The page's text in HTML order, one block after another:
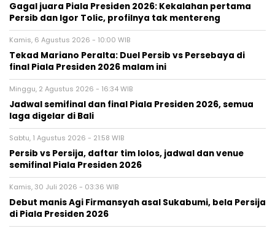
Gagal juara Piala Presiden 2026: Kekalahan pertama
Persib dan Igor Tolic, profilnya tak mentereng
Kamis, 6 Agustus 2026 - 10:00 WIB
Tekad Mariano Peralta: Duel Persib vs Persebaya di
final Piala Presiden 2026 malam ini
Minggu, 2 Agustus 2026 - 16:34 WIB
Jadwal semifinal dan final Piala Presiden 2026, semua
laga digelar di Bali
Sabtu, 1 Agustus 2026 - 21:58 WIB
Persib vs Persija, daftar tim lolos, jadwal dan venue
semifinal Piala Presiden 2026
Kamis, 30 Juli 2026 - 03:36 WIB
Debut manis Agi Firmansyah asal Sukabumi, bela Persija
di Piala Presiden 2026